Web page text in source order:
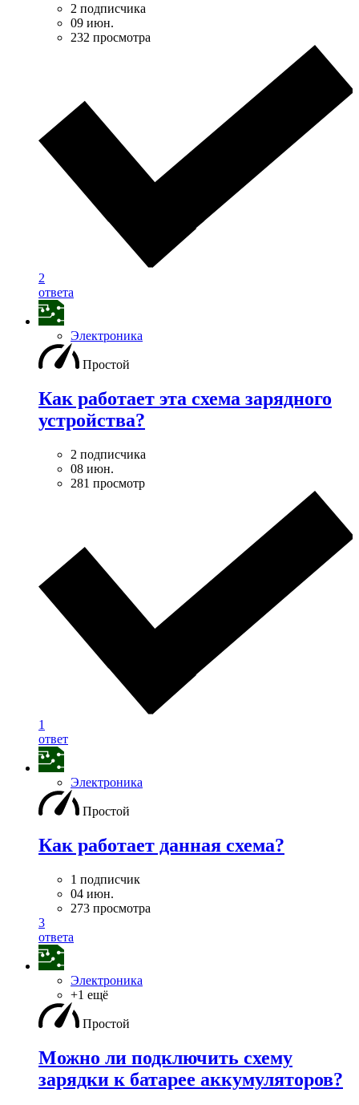
2 подписчика
09 июн.
232 просмотра
2
ответа
Электроника
Простой
Как работает эта схема зарядного
устройства?
2 подписчика
08 июн.
281 просмотр
1
ответ
Электроника
Простой
Как работает данная схема?
1 подписчик
04 июн.
273 просмотра
3
ответа
Электроника
+1 ещё
Простой
Можно ли подключить схему
зарядки к батарее аккумуляторов?